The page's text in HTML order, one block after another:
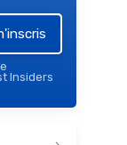
Insiders